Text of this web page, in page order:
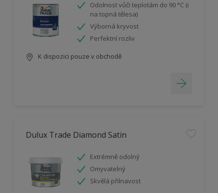
Odolnost vůči teplotám do 90 °C (i
na topná tělesa)
Výborná kryvost
Perfektní rozliv
K dispozici pouze v obchodě
Dulux Trade Diamond Satin
Extrémně odolný
Omyvatelný
Skvělá přilnavost